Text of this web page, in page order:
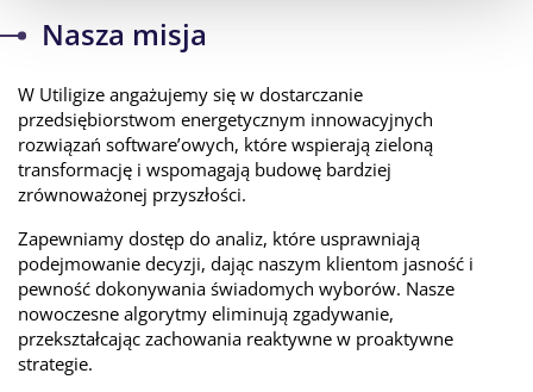
Nasza misja
W Utiligize angażujemy się w dostarczanie
przedsiębiorstwom energetycznym innowacyjnych
rozwiązań software’owych, które wspierają zieloną
transformację i wspomagają budowę bardziej
zrównoważonej przyszłości.
Zapewniamy dostęp do analiz, które usprawniają
podejmowanie decyzji, dając naszym klientom jasność i
pewność dokonywania świadomych wyborów. Nasze
nowoczesne algorytmy eliminują zgadywanie,
przekształcając zachowania reaktywne w proaktywne
strategie.